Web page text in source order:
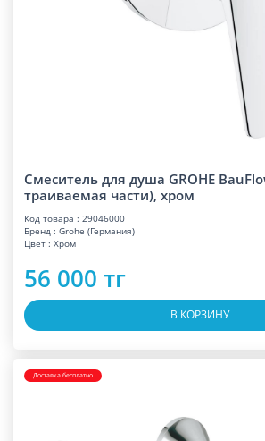
Смеситель для душа GROHE
траиваемая части), хром
Код товара : 29046000
Бренд : Grohe (Германия)
Цвет : Хром
56 000 тг
В КОРЗИНУ
Доставка бесплатно